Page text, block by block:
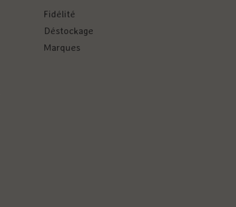
Fidélité
Déstockage
Marques